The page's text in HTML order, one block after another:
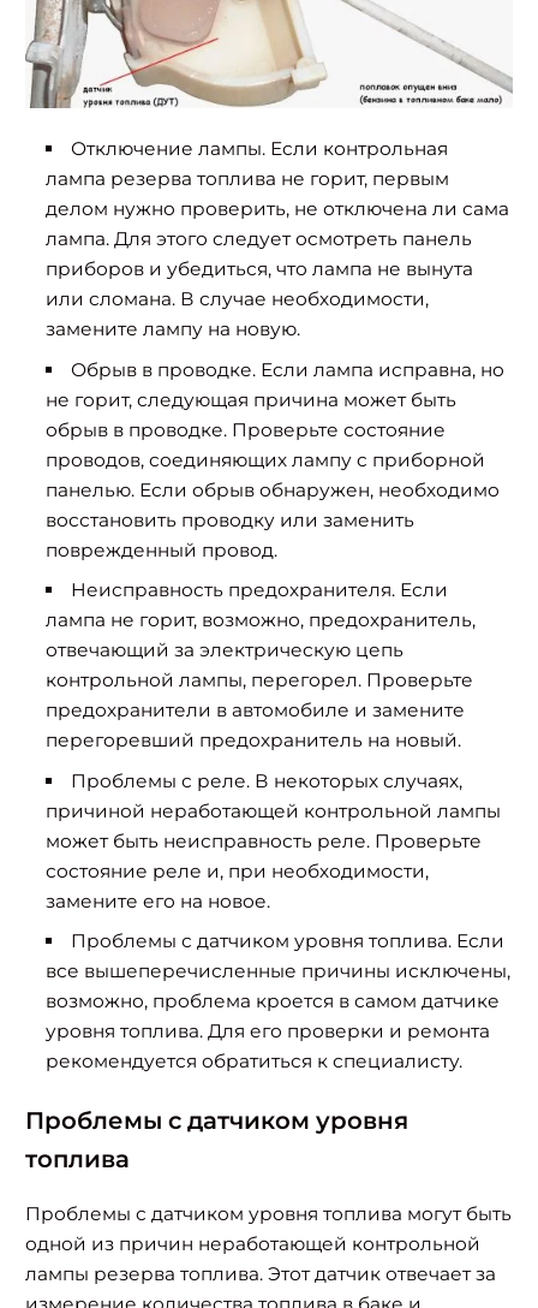
Отключение лампы. Если контрольная
лампа резерва топлива не горит, первым
делом нужно проверить, не отключена ли сама
лампа. Для этого следует осмотреть панель
приборов и убедиться, что лампа не вынута
или сломана. В случае необходимости,
замените лампу на новую.
Обрыв в проводке. Если лампа исправна, но
не горит, следующая причина может быть
обрыв в проводке. Проверьте состояние
проводов, соединяющих лампу с приборной
панелью. Если обрыв обнаружен, необходимо
восстановить проводку или заменить
поврежденный провод.
Неисправность предохранителя. Если
лампа не горит, возможно, предохранитель,
отвечающий за электрическую цепь
контрольной лампы, перегорел. Проверьте
предохранители в автомобиле и замените
перегоревший предохранитель на новый.
Проблемы с реле. В некоторых случаях,
причиной неработающей контрольной лампы
может быть неисправность реле. Проверьте
состояние реле и, при необходимости,
замените его на новое.
Проблемы с датчиком уровня топлива. Если
все вышеперечисленные причины исключены,
возможно, проблема кроется в самом датчике
уровня топлива. Для его проверки и ремонта
рекомендуется обратиться к специалисту.
Проблемы с датчиком уровня
топлива
Проблемы с датчиком уровня топлива могут быть
одной из причин неработающей контрольной
лампы резерва топлива. Этот датчик отвечает за